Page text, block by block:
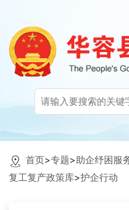
首页>专题>助企纾困服
复工复产政策库>护企行动